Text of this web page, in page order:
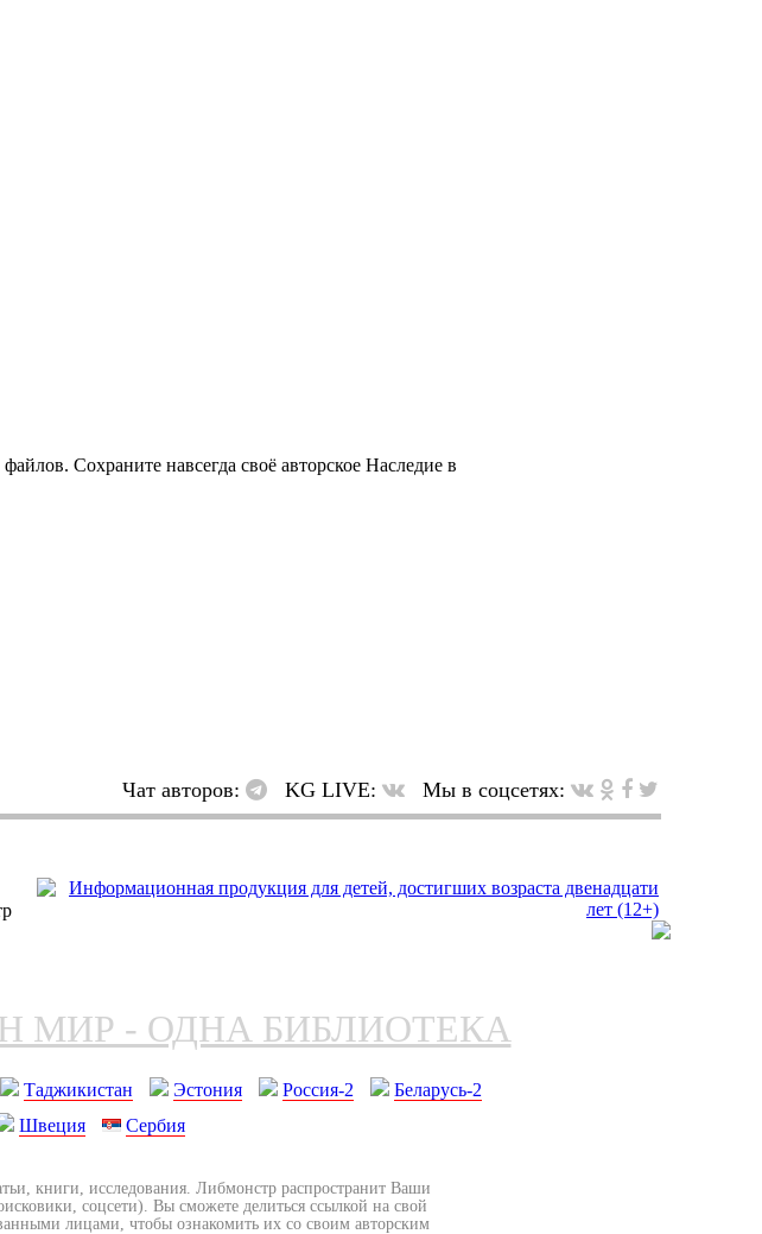
Сохраните навсегда своё авторское Наследие в
Чат авторов: KG LIVE: Мы в соцсетях:
МИР - ОДНА БИБЛИОТЕКА
Таджикистан Эстония Россия-2
Беларусь-2
Швеция Сербия
книги, исследования. Либмонстр распространит Ваши
соцсети). Вы сможете делиться ссылкой на свой
лицами, чтобы ознакомить их со своим авторским